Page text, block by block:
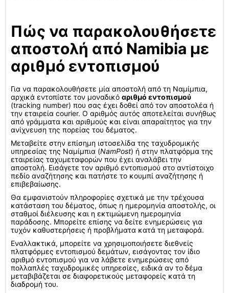
Πώς να παρακολουθήσετε
αποστολή από Namibia με
αριθμό εντοπισμού
Για να παρακολουθήσετε μία αποστολή από τη Ναμίμπια,
αρχικά εντοπίστε τον μοναδικό αριθμό εντοπισμού
(tracking number) που σας έχει δοθεί από τον αποστολέα ή
την εταιρεία courier. Ο αριθμός αυτός αποτελείται συνήθως
από γράμματα και αριθμούς και είναι απαραίτητος για την
ανίχνευση της πορείας του δέματος.
Μεταβείτε στην επίσημη ιστοσελίδα της ταχυδρομικής
υπηρεσίας της Ναμίμπια (NamPost) ή στην πλατφόρμα της
εταιρείας ταχυμεταφορών που έχει αναλάβει την
αποστολή. Εισάγετε τον αριθμό εντοπισμού στο αντίστοιχο
πεδίο αναζήτησης και πατήστε το κουμπί αναζήτησης ή
επιβεβαίωσης.
Θα εμφανιστούν πληροφορίες σχετικά με την τρέχουσα
κατάσταση του δέματος, όπως η ημερομηνία αποστολής, οι
σταθμοί διέλευσης και η εκτιμώμενη ημερομηνία
παράδοσης. Μπορείτε επίσης να δείτε ενημερώσεις για
τυχόν καθυστερήσεις ή προβλήματα κατά τη μεταφορά.
Εναλλακτικά, μπορείτε να χρησιμοποιήσετε διεθνείς
πλατφόρμες εντοπισμού δεμάτων, εισάγοντας τον ίδιο
αριθμό εντοπισμού για να λάβετε ενημερώσεις από
πολλαπλές ταχυδρομικές υπηρεσίες, ειδικά αν το δέμα
μεταβιβάζεται σε διαφορετικούς μεταφορείς κατά τη
διαδρομή του.